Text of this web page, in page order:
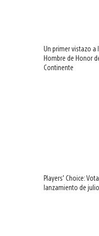
Un primer vistazo a
Hombre de Honor
Continente
Players’ Choice:
lanzamiento de